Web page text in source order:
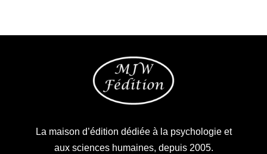
La maison d’édition dédiée à la psychologie et
aux sciences humaines, depuis 2005.